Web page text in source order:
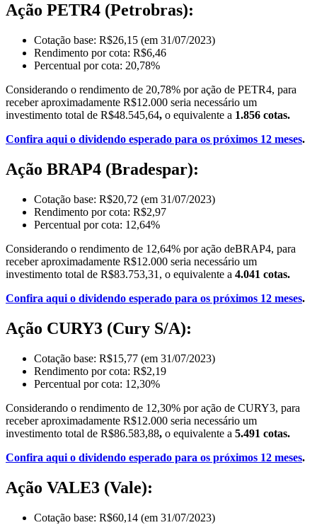
Ação PETR4 (Petrobras):
Cotação base: R$26,15 (em 31/07/2023)
Rendimento por cota: R$6,46
Percentual por cota: 20,78%
Considerando o rendimento de 20,78% por ação de PETR4, para
receber aproximadamente R$12.000 seria necessário um
investimento total de R$48.545,64, o equivalente a 1.856 cotas.
Confira aqui o dividendo esperado para os próximos 12 meses.
Ação BRAP4 (Bradespar):
Cotação base: R$20,72 (em 31/07/2023)
Rendimento por cota: R$2,97
Percentual por cota: 12,64%
Considerando o rendimento de 12,64% por ação deBRAP4, para
receber aproximadamente R$12.000 seria necessário um
investimento total de R$83.753,31, o equivalente a 4.041 cotas.
Confira aqui o dividendo esperado para os próximos 12 meses.
Ação CURY3 (Cury S/A):
Cotação base: R$15,77 (em 31/07/2023)
Rendimento por cota: R$2,19
Percentual por cota: 12,30%
Considerando o rendimento de 12,30% por ação de CURY3, para
receber aproximadamente R$12.000 seria necessário um
investimento total de R$86.583,88, o equivalente a 5.491 cotas.
Confira aqui o dividendo esperado para os próximos 12 meses.
Ação VALE3 (Vale):
Cotação base: R$60,14 (em 31/07/2023)